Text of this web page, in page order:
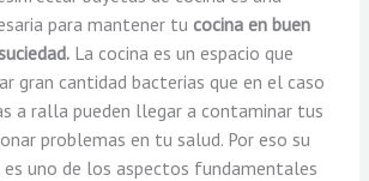
para mantener tu cocina en buen
La cocina es un espacio que
gran cantidad bacterias que en el caso
a ralla pueden llegar a contaminar tus
problemas en tu salud. Por eso su
uno de los aspectos fundamentales